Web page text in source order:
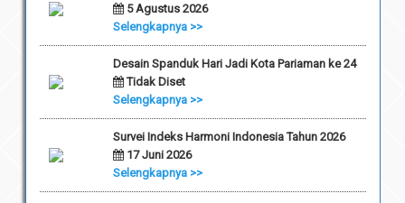
5 Agustus 2026
Selengkapnya >>
Desain Spanduk Hari Jadi Kota Pariaman ke 24
Tidak Diset
Selengkapnya >>
Survei Indeks Harmoni Indonesia Tahun 2026
17 Juni 2026
Selengkapnya >>